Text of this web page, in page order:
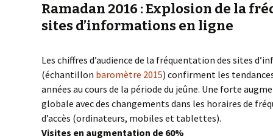
Ramadan 2016 : Explosion de la
sites d’informations en ligne
Les chiffres d’audience de la fréquentation des sites
(échantillon baromètre 2015) confirment les
années au cours de la période du jeûne. Une forte
globale avec des changements dans les horaires de
d’accès (ordinateurs, mobiles et tablettes).
Visites en augmentation de 60%